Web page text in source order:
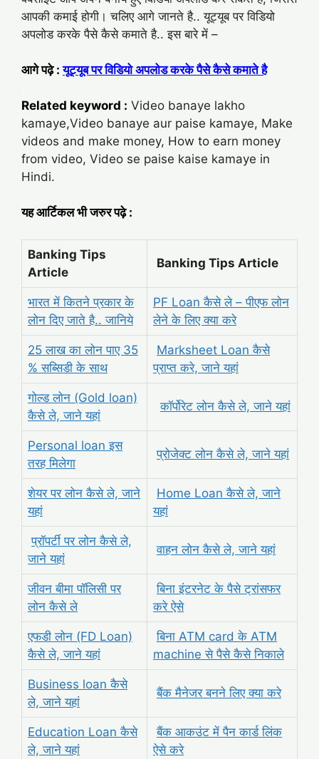
आपकी कमाई होगी। चलिए आगे जानते है.. यूट्यूब पर विडियो
अपलोड करके पैसे कैसे कमाते है.. इस बारे में –
आगे पढ़े : यूट्यूब पर विडियो अपलोड करके पैसे कैसे कमाते है
Related keyword : Video banaye lakho
kamaye,Video banaye aur paise kamaye, Make
videos and make money, How to earn money
from video, Video se paise kaise kamaye in
Hindi.
यह आर्टिकल भी जरुर पढ़े :
Banking Tips
Article
Banking Tips Article
भारत में कितने प्रकार के
लोन दिए जाते है.. जानिये
PF Loan कैसे ले – पीएफ लोन
लेने के लिए क्या करे
25 लाख का लोन पाए 35
% सब्सिडी के साथ
Marksheet Loan कैसे
प्राप्त करे, जाने यहां
गोल्ड लोन (Gold loan)
कैसे ले, जाने यहां
कॉर्पोरेट लोन कैसे ले, जाने यहां
Personal loan इस
तरह मिलेगा
प्रोजेक्ट लोन कैसे ले, जाने यहां
शेयर पर लोन कैसे ले, जाने
यहां
Home Loan कैसे ले, जाने
यहां
प्रॉपर्टी पर लोन कैसे ले,
जाने यहां
वाहन लोन कैसे ले, जाने यहां
जीवन बीमा पॉलिसी पर
लोन कैसे ले
बिना इंटरनेट के पैसे ट्रांसफर
करे ऐसे
एफडी लोन (FD Loan)
कैसे ले, जाने यहां
बिना ATM card के ATM
machine से पैसे कैसे निकाले
Business loan कैसे
ले, जाने यहां
बैंक मैनेजर बनने लिए क्या करे
Education Loan कैसे
ले, जाने यहां
बैंक आकउंट में पैन कार्ड लिंक
ऐसे करे